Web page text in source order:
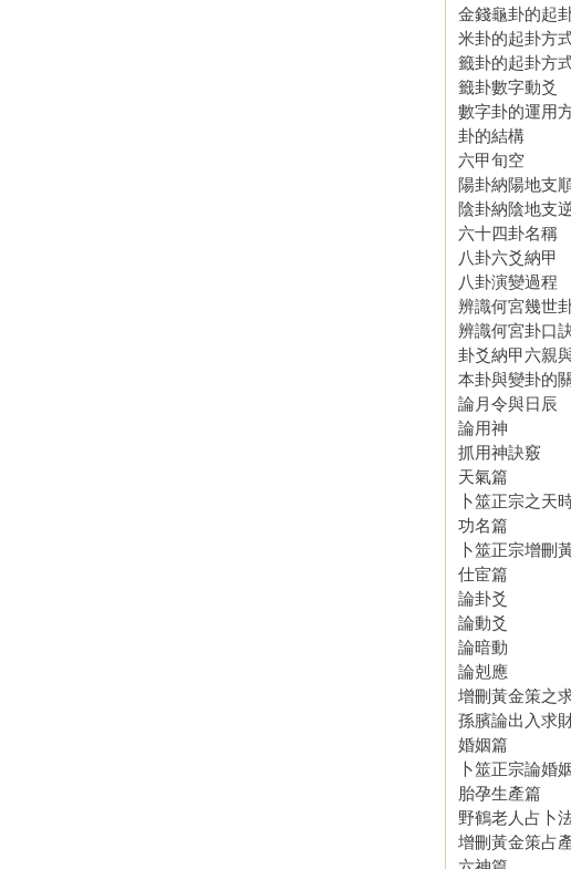
金錢龜卦的起
米卦的起卦方
籤卦的起卦方
籤卦數字動爻
數字卦的運用
卦的結構
六甲旬空
陽卦納陽地支
陰卦納陰地支
六十四卦名稱
八卦六爻納甲
八卦演變過程
辨識何宮幾世
辨識何宮卦口
卦爻納甲六親
本卦與變卦的
論月令與日辰
論用神
抓用神訣竅
天氣篇
卜筮正宗之天
功名篇
卜筮正宗增刪
仕宦篇
論卦爻
論動爻
論暗動
論剋應
增刪黃金策之
孫臏論出入求
婚姻篇
卜筮正宗論婚
胎孕生產篇
野鶴老人占卜
增刪黃金策占